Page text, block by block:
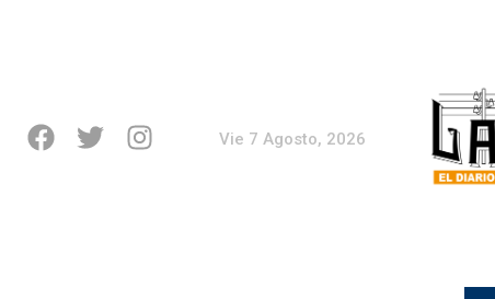
Vie 7 Agosto, 2026